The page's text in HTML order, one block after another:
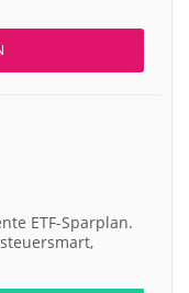
ETF-Sparplan.